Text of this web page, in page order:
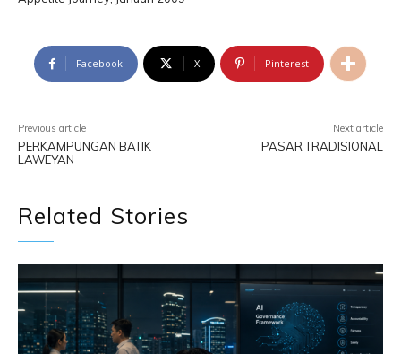
Facebook X Pinterest
Previous article
PERKAMPUNGAN BATIK
LAWEYAN
Next article
PASAR TRADISIONAL
Related Stories